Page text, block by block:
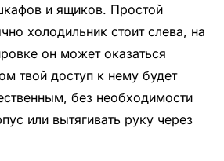
и ящиков. Простой
холодильник стоит слева, на
он может оказаться
твой доступ к нему будет
без необходимости
или вытягивать руку через